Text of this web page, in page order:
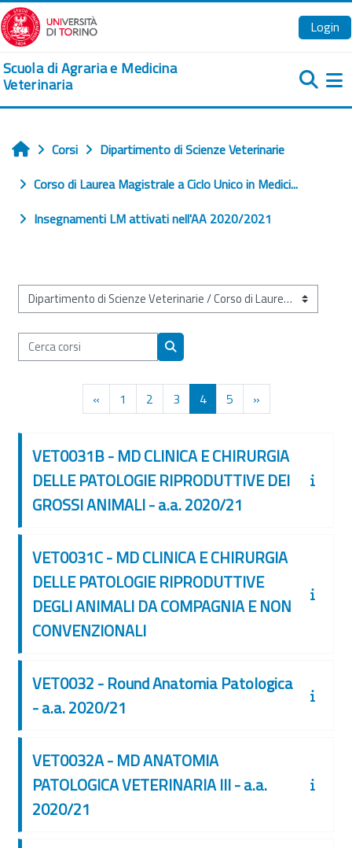
Vai al contenuto principale
Login
Scuola di Agraria e Medicina
Veterinaria
Home
Corsi
Dipartimento di Scienze Veterinarie
Corso di Laurea Magistrale a Ciclo Unico in Medici...
Insegnamenti LM attivati nell'AA 2020/2021
Categorie di corso
Cerca corsi
Cerca corsi
«Pagina precedente
1 Pagina 1
2 Pagina 2
3Pagina 3
4Pagina 4
5Pagina 5
»Pagina
VET0031B - MD CLINICA E CHIRURGIA
DELLE PATOLOGIE RIPRODUTTIVE DEI
GROSSI ANIMALI - a.a. 2020/21
VET0031C - MD CLINICA E CHIRURGIA
DELLE PATOLOGIE RIPRODUTTIVE
DEGLI ANIMALI DA COMPAGNIA E NON
CONVENZIONALI
VET0032 - Round Anatomia Patologica
- a.a. 2020/21
VET0032A - MD ANATOMIA
PATOLOGICA VETERINARIA III - a.a.
2020/21